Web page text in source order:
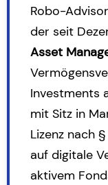
Robo-
der seit
Asset
Investments
mit Sitz in
Lizenz nach
auf digitale
aktivem